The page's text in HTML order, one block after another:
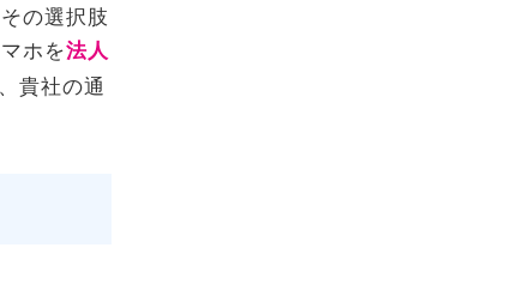
の選択肢
ホを法人
貴社の通